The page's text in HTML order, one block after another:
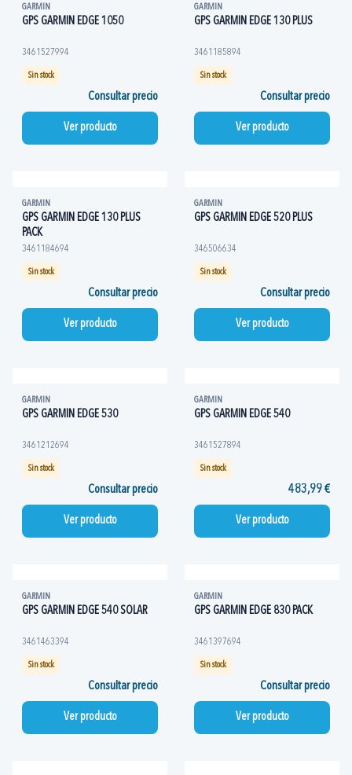
GARMIN
GPS GARMIN EDGE 1050
3461527994
Sin stock
Consultar precio
Ver producto
GARMIN
GPS GARMIN EDGE 130 PLUS
3461185894
Sin stock
Consultar precio
Ver producto
GARMIN
GPS GARMIN EDGE 130 PLUS
PACK
3461184694
Sin stock
Consultar precio
Ver producto
GARMIN
GPS GARMIN EDGE 520 PLUS
346506634
Sin stock
Consultar precio
Ver producto
GARMIN
GPS GARMIN EDGE 530
3461212694
Sin stock
Consultar precio
Ver producto
GARMIN
GPS GARMIN EDGE 540
3461527894
Sin stock
483,99 €
Ver producto
GARMIN
GPS GARMIN EDGE 540 SOLAR
3461463394
Sin stock
Consultar precio
Ver producto
GARMIN
GPS GARMIN EDGE 830 PACK
3461397694
Sin stock
Consultar precio
Ver producto